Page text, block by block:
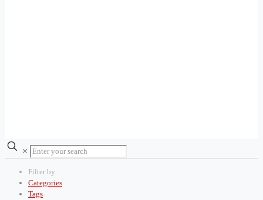
✕
Filter by
Categories
Tags